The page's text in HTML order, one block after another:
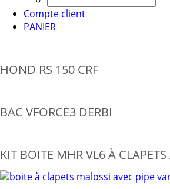
Compte client
PANIER
HOND RS 150 CRF
BAC VFORCE3 DERBI
KIT BOITE MHR VL6 À